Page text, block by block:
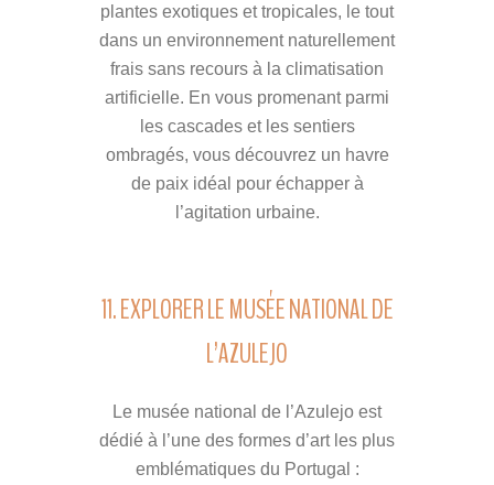
plantes exotiques et tropicales, le tout
dans un environnement naturellement
frais sans recours à la climatisation
artificielle. En vous promenant parmi
les cascades et les sentiers
ombragés, vous découvrez un havre
de paix idéal pour échapper à
l’agitation urbaine.
11. EXPLORER LE MUSÉE NATIONAL DE
L’AZULEJO
Le musée national de l’Azulejo est
dédié à l’une des formes d’art les plus
emblématiques du Portugal :